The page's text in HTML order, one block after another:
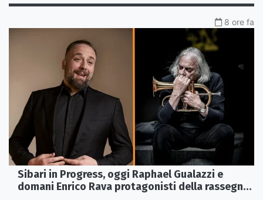
8 ore fa
Sibari in Progress, oggi Raphael Gualazzi e
domani Enrico Rava protagonisti della rassegna